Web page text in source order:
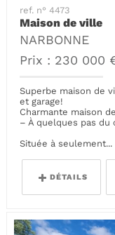
ref. n° 4473
Maison de ville
NARBONNE
Prix : 230 000
Superbe maison de
et garage!
Charmante maison
– À quelques pas du
Située à seulement...
DÉTAILS